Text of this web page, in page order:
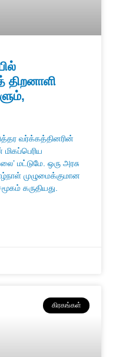
திறனாளி
வர்க்கத்தினரின்
மட்டுமே. ஒரு அரசு
முழுமைக்குமான
கருதியது.
கிரகங்கள்